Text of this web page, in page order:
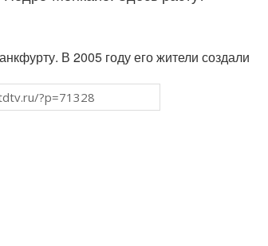
В 2005 году его жители создали